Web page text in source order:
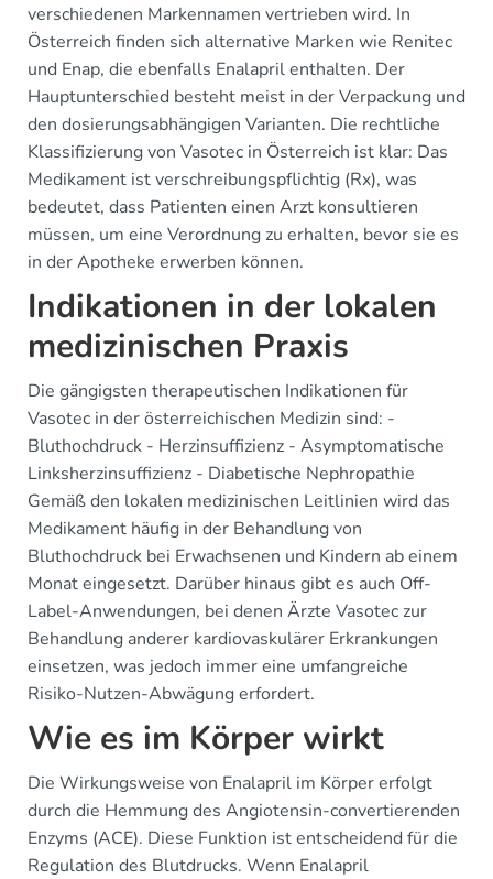
verschiedenen Markennamen vertrieben wird. In
Österreich finden sich alternative Marken wie Renitec
und Enap, die ebenfalls Enalapril enthalten. Der
Hauptunterschied besteht meist in der Verpackung und
den dosierungsabhängigen Varianten. Die rechtliche
Klassifizierung von Vasotec in Österreich ist klar: Das
Medikament ist verschreibungspflichtig (Rx), was
bedeutet, dass Patienten einen Arzt konsultieren
müssen, um eine Verordnung zu erhalten, bevor sie es
in der Apotheke erwerben können.
Indikationen in der lokalen
medizinischen Praxis
Die gängigsten therapeutischen Indikationen für
Vasotec in der österreichischen Medizin sind: -
Bluthochdruck - Herzinsuffizienz - Asymptomatische
Linksherzinsuffizienz - Diabetische Nephropathie
Gemäß den lokalen medizinischen Leitlinien wird das
Medikament häufig in der Behandlung von
Bluthochdruck bei Erwachsenen und Kindern ab einem
Monat eingesetzt. Darüber hinaus gibt es auch Off-
Label-Anwendungen, bei denen Ärzte Vasotec zur
Behandlung anderer kardiovaskulärer Erkrankungen
einsetzen, was jedoch immer eine umfangreiche
Risiko-Nutzen-Abwägung erfordert.
Wie es im Körper wirkt
Die Wirkungsweise von Enalapril im Körper erfolgt
durch die Hemmung des Angiotensin-convertierenden
Enzyms (ACE). Diese Funktion ist entscheidend für die
Regulation des Blutdrucks. Wenn Enalapril